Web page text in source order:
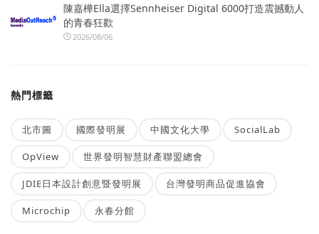
陳嘉樺Ella選擇Sennheiser Digital 6000打造震撼動人
的青春狂歡
2026/08/06
熱門標籤
北市圖 國際發明展 中國文化大學 SocialLab
OpView 世界發明智慧財產聯盟總會
JDIE日本設計創意暨發明展 台灣發明商品促進協會
Microchip 永春分館